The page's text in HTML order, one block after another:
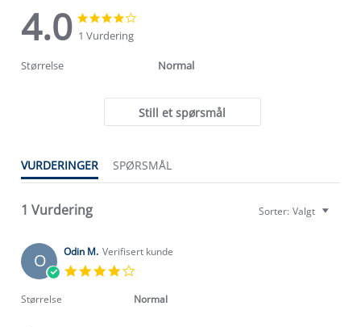
4.0
4.0
star
rating
1 Vurdering
Størrelse Normal
Still et spørsmål
VURDERINGER SPØRSMÅL
1 Vurdering Sorter: Valgt
O Odin M. Verifisert kunde
rating
Størrelse Normal
Kundeservice
Kontakt oss
Om Stormberg
Verdigrunnlag
Klima og miljø
Etisk handel
Trelagsprinsippet barn